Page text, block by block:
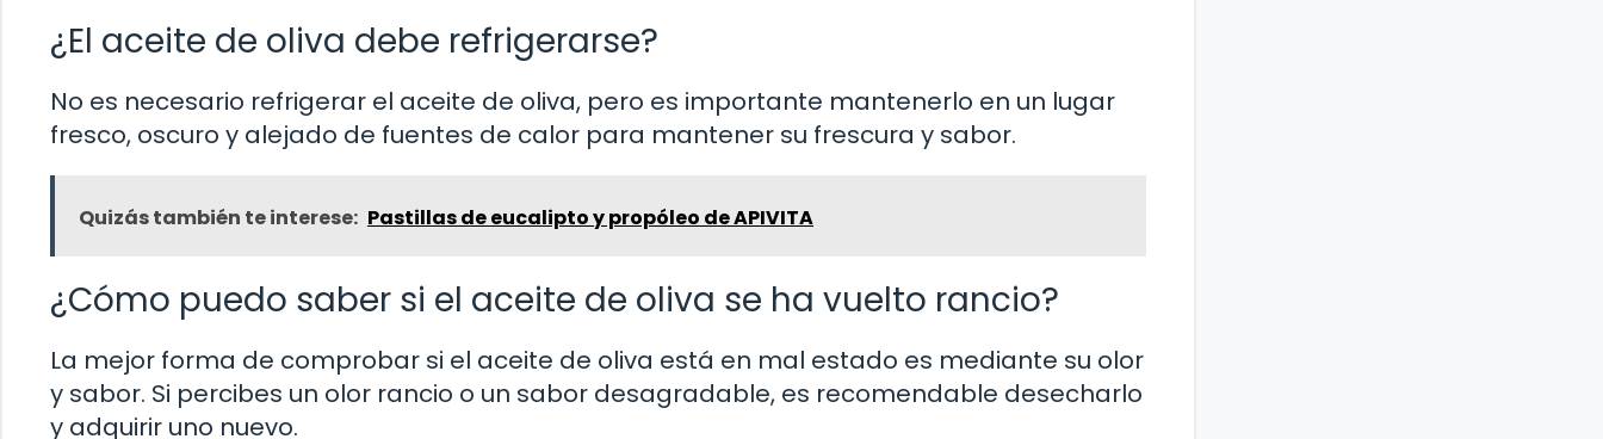
¿El aceite de oliva debe refrigerarse?
No es necesario refrigerar el aceite de oliva, pero es importante mantenerlo en un lugar
fresco, oscuro y alejado de fuentes de calor para mantener su frescura y sabor.
Quizás también te interese: Pastillas de eucalipto y propóleo de APIVITA
¿Cómo puedo saber si el aceite de oliva se ha vuelto rancio?
La mejor forma de comprobar si el aceite de oliva está en mal estado es mediante su olor
y sabor. Si percibes un olor rancio o un sabor desagradable, es recomendable desecharlo
y adquirir uno nuevo.